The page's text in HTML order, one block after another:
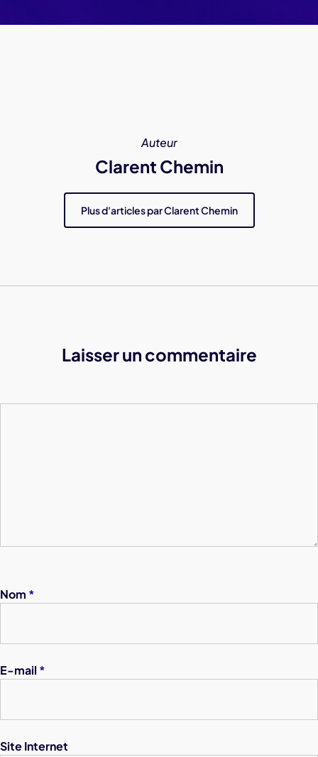
Auteur
Clarent Chemin
Plus d'articles par Clarent Chemin
Laisser un commentaire
Nom *
E-mail *
Site Internet